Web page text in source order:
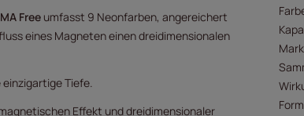
Free umfasst 9 Neonfarben, angereichert
eines Magneten einen dreidimensionalen
Tiefe.
Effekt und dreidimensionaler